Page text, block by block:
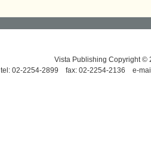
Vista Publishing Copyright ©
tel: 02-2254-2899 fax: 02-2254-2136 e-